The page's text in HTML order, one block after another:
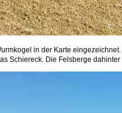
in der Karte
Schiereck. Die Felsberge